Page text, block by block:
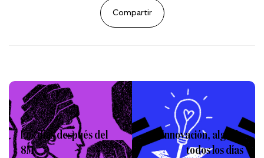
Compartir
Los días después del
8M
Innovación, algo de
todos los días